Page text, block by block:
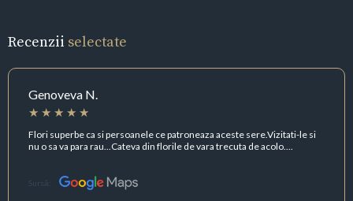
Recenzii selectate
Genoveva N.
Flori superbe ca si persoanele ce patroneaza aceste sere.Vizitati-le si
nu o sa va para rau...Cateva din florile de vara trecuta de acolo....
Sursă: